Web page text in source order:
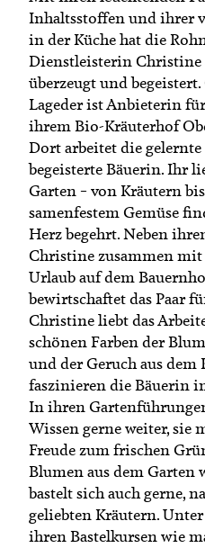
Inhaltsstoffen und ihrer
in der Küche hat die
Dienstleisterin Christine
überzeugt und
Lageder ist Anbieterin
ihrem Bio-Kräuterhof
Dort arbeitet die gelernte
begeisterte Bäuerin. Ihr
Garten – von Kräutern
samenfestem Gemüse
Herz begehrt. Neben
Christine zusammen
Urlaub auf dem
bewirtschaftet das Paar
Christine liebt das
schönen Farben der
und der Geruch aus dem
faszinieren die Bäuerin
In ihren
Wissen gerne weiter, sie
Freude zum frischen
Blumen aus dem Garten
bastelt sich auch gerne,
geliebten Kräutern.
ihren Bastelkursen wie